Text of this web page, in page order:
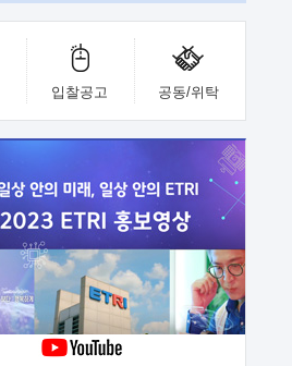
입찰공고 공동/위탁